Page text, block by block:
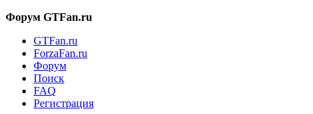
Форум GTFan.ru
GTFan.ru
ForzaFan.ru
Форум
Поиск
FAQ
Регистрация